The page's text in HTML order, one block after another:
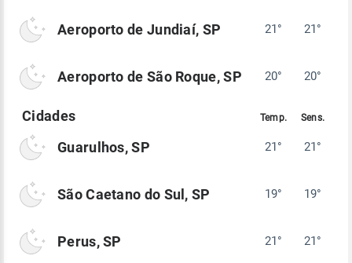
Aeroporto de Jundiaí, SP 21° 21°
Aeroporto de São Roque, SP 20° 20°
Guarulhos, SP 21° 21°
São Caetano do Sul, SP 19° 19°
Perus, SP 21° 21°